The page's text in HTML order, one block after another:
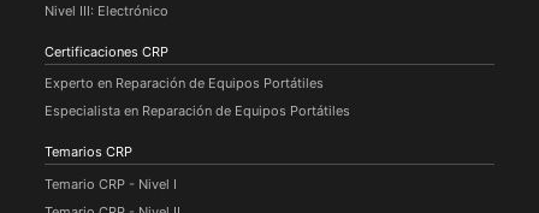
Nivel III: Electrónico
Certificaciones CRP
Experto en Reparación de Equipos Portátiles
Especialista en Reparación de Equipos Portátiles
Temarios CRP
Temario CRP - Nivel I